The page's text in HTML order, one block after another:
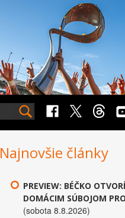
Najnovšie články
PREVIEW: BÉČKO
DOMÁCIM SÚBOJOM
(sobota 8.8.2026)